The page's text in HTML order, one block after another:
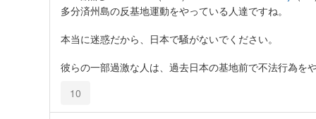
多分済州島の反基地運動をやっている人達ですね。
本当に迷惑だから、日本で騒がないでください。
彼らの一部過激な人は、過去日本の基地前で不法行為を
10